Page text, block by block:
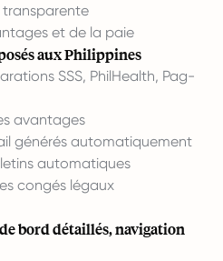
et de la paie
aux Philippines
SSS, PhilHealth, Pag-
avantages
générés automatiquement
automatiques
congés légaux
bord détaillés, navigation